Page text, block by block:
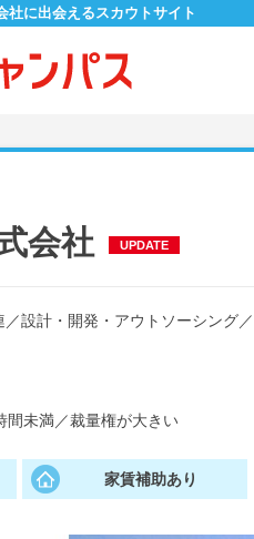
社に出会えるスカウトサイト
会社 UPDATE
／設計・開発・アウトソーシング／
間未満／裁量権が大きい
家賃補助あり